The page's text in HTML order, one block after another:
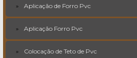
Aplicação de Forro Pvc
Aplicação Forro Pvc
Colocação de Teto de Pvc